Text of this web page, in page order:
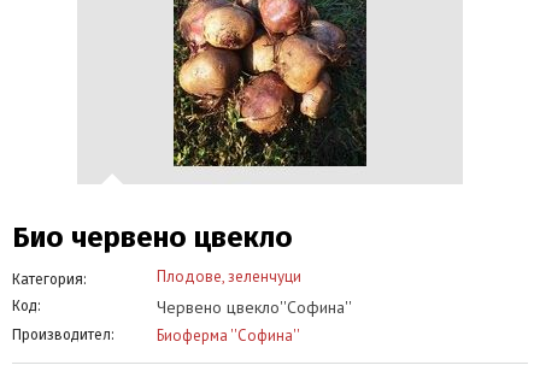
Био червено цвекло
Категория: Плодове, зеленчуци
Код: Червено цвекло''Софина''
Производител: Биоферма ''Софина''